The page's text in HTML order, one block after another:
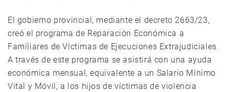
El gobierno provincial, mediante el decreto 2663/23,
creó el programa de Reparación Económica a
Familiares de Víctimas de Ejecuciones Extrajudiciales.
A través de este programa se asistirá con una ayuda
económica mensual, equivalente a un Salario Mínimo
Vital y Móvil, a los hijos de víctimas de violencia